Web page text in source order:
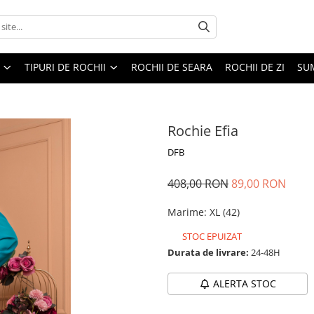
TIPURI DE ROCHII ROCHII DE SEARA ROCHII DE ZI
Rochie Efia
DFB
408,00 RON89,00 RON
Marime: XL (42)
STOC EPUIZAT
Durata de livrare: 24-48H
ALERTA STOC